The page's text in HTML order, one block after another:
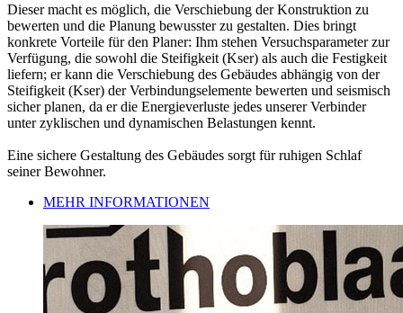
Dieser macht es möglich, die Verschiebung der Konstruktion zu
bewerten und die Planung bewusster zu gestalten. Dies bringt
konkrete Vorteile für den Planer: Ihm stehen Versuchsparameter zur
Verfügung, die sowohl die Steifigkeit (Kser) als auch die Festigkeit
liefern; er kann die Verschiebung des Gebäudes abhängig von der
Steifigkeit (Kser) der Verbindungselemente bewerten und seismisch
sicher planen, da er die Energieverluste jedes unserer Verbinder
unter zyklischen und dynamischen Belastungen kennt.
Eine sichere Gestaltung des Gebäudes sorgt für ruhigen Schlaf
seiner Bewohner.
MEHR INFORMATIONEN